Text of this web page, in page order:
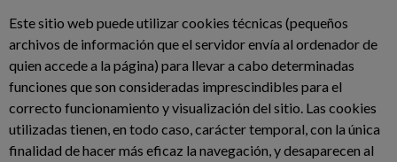
Este sitio web puede utilizar cookies técnicas (pequeños
archivos de información que el servidor envía al ordenador de
quien accede a la página) para llevar a cabo determinadas
funciones que son consideradas imprescindibles para el
correcto funcionamiento y visualización del sitio. Las cookies
utilizadas tienen, en todo caso, carácter temporal, con la única
finalidad de hacer más eficaz la navegación, y desaparecen al